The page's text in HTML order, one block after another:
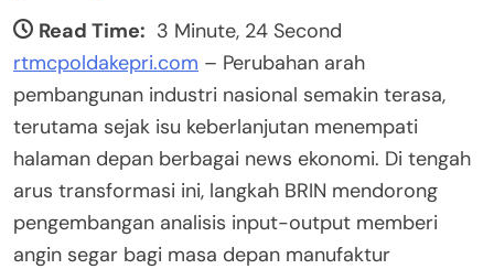
Read Time: 3 Minute, 24 Second
rtmcpoldakepri.com – Perubahan arah
pembangunan industri nasional semakin terasa,
terutama sejak isu keberlanjutan menempati
halaman depan berbagai news ekonomi. Di tengah
arus transformasi ini, langkah BRIN mendorong
pengembangan analisis input-output memberi
angin segar bagi masa depan manufaktur